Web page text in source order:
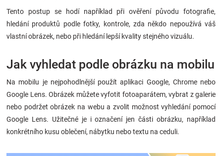
Tento postup se hodí například při ověření původu fotografie,
hledání produktů podle fotky, kontrole, zda někdo nepoužívá váš
vlastní obrázek, nebo při hledání lepší kvality stejného vizuálu.
Jak vyhledat podle obrázku na mobilu
Na mobilu je nejpohodlnější použít aplikaci Google, Chrome nebo
Google Lens. Obrázek můžete vyfotit fotoaparátem, vybrat z galerie
nebo podržet obrázek na webu a zvolit možnost vyhledání pomocí
Google Lens. Užitečné je i označení jen části obrázku, například
konkrétního kusu oblečení, nábytku nebo textu na ceduli.